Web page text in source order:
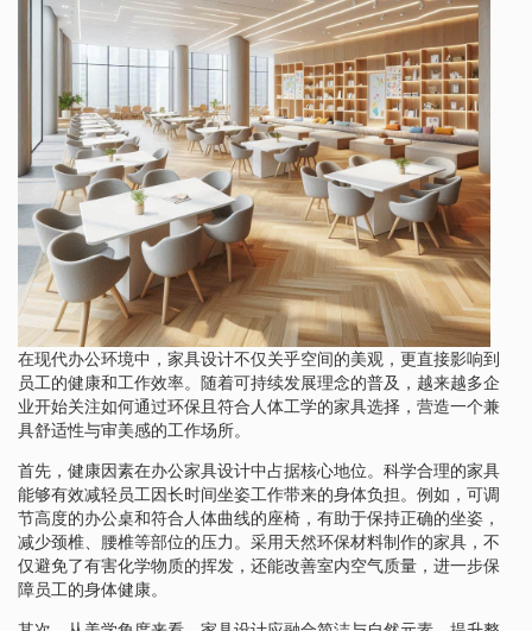
在现代办公环境中，家具设计不仅关乎空间的美观，更直接影响到
员工的健康和工作效率。随着可持续发展理念的普及，越来越多企
业开始关注如何通过环保且符合人体工学的家具选择，营造一个兼
具舒适性与审美感的工作场所。
首先，健康因素在办公家具设计中占据核心地位。科学合理的家具
能够有效减轻员工因长时间坐姿工作带来的身体负担。例如，可调
节高度的办公桌和符合人体曲线的座椅，有助于保持正确的坐姿，
减少颈椎、腰椎等部位的压力。采用天然环保材料制作的家具，不
仅避免了有害化学物质的挥发，还能改善室内空气质量，进一步保
障员工的身体健康。